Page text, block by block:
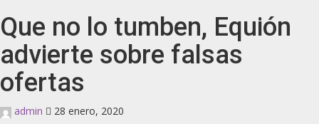
Que no lo tumben, Equión
advierte sobre falsas
ofertas
admin 28 enero, 2020